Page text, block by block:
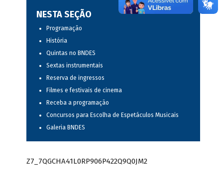
NESTA SEÇÃO
Programação
História
Quintas no BNDES
Sextas instrumentais
Reserva de ingressos
Filmes e festivais de cinema
Receba a programação
Concursos para Escolha de Espetáculos Musicais
Galeria BNDES
Z7_7QGCHA41L0RP906P422Q9Q0JM2